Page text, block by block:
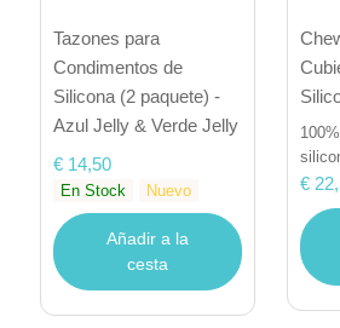
Tazones para
Condimentos de
Silicona (2 paquete) -
Azul Jelly & Verde Jelly
€ 14,50
En Stock Nuevo
Añadir a la
cesta
€